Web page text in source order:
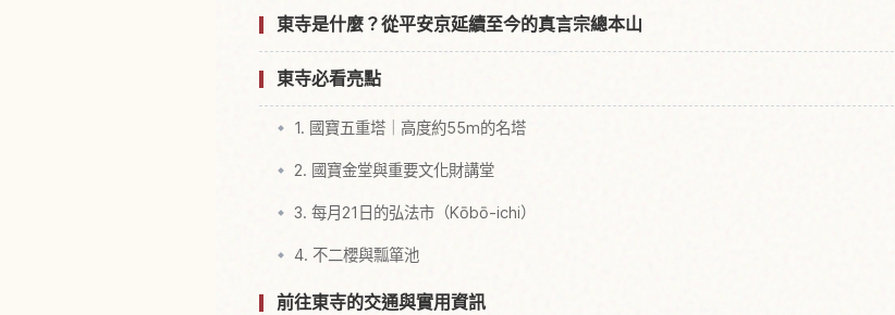
東寺是什麼？從平安京延續至今的真言宗總本山
東寺必看亮點
1. 國寶五重塔｜高度約55m的名塔
2. 國寶金堂與重要文化財講堂
3. 每月21日的弘法市（Kōbō-ichi）
4. 不二櫻與瓢箪池
前往東寺的交通與實用資訊